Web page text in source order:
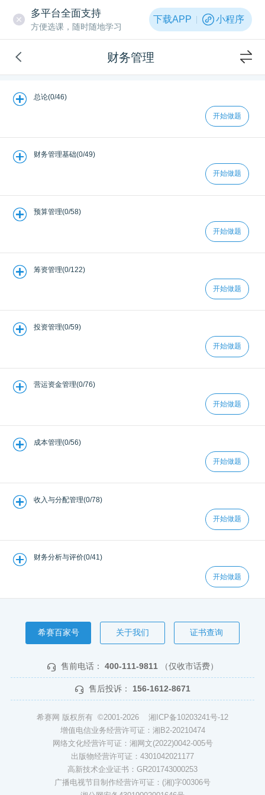
多平台全面支持
方便选课，随时随地学习
下载APP 小程序
财务管理
总论(0/46)
开始做题
财务管理基础(0/49)
开始做题
预算管理(0/58)
开始做题
筹资管理(0/122)
开始做题
投资管理(0/59)
开始做题
营运资金管理(0/76)
开始做题
成本管理(0/56)
开始做题
收入与分配管理(0/78)
开始做题
财务分析与评价(0/41)
开始做题
希赛百家号 关于我们 证书查询
售前电话： 400-111-9811 （仅收市话费）
售后投诉： 156-1612-8671
希赛网 版权所有 ©2001-2026 湘ICP备10203241号-12
增值电信业务经营许可证：湘B2-20210474
网络文化经营许可证：湘网文(2022)0042-005号
出版物经营许可证：4301042021177
高新技术企业证书：GR201743000253
广播电视节目制作经营许可证：(湘)字00306号